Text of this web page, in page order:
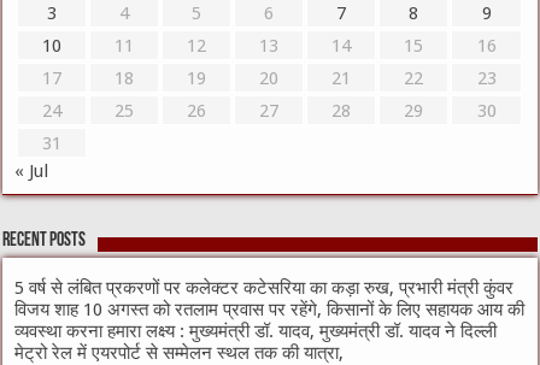
3
4 5 6 7 8
9
10
11 12 13 14 15
16
17
18 19 20 21 22
23
24
25 26 27 28 29
30
31
« Jul
Recent Posts
5 वर्ष से लंबित प्रकरणों पर कलेक्टर कटेसरिया का कड़ा रुख, प्रभारी मंत्री कुंवर
विजय शाह 10 अगस्त को रतलाम प्रवास पर रहेंगे, किसानों के लिए सहायक आय की
व्यवस्था करना हमारा लक्ष्य : मुख्यमंत्री डॉ. यादव, मुख्यमंत्री डॉ. यादव ने दिल्ली
मेट्रो रेल में एयरपोर्ट से सम्मेलन स्थल तक की यात्रा,